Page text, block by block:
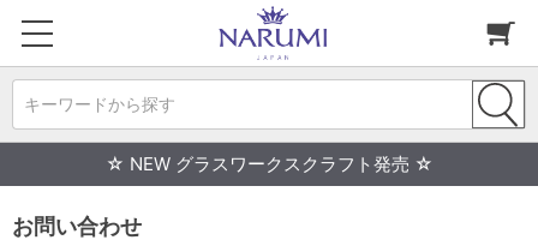
キーワードから探す
☆ NEW グラスワークスクラフト発売 ☆
お問い合わせ